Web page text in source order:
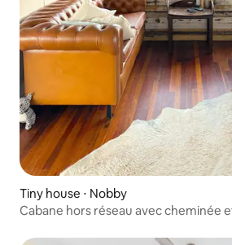
Tiny house ⋅ Nobby
Cabane hors réseau avec cheminée